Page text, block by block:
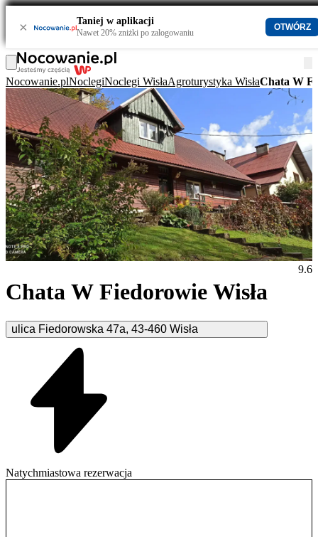
× Taniej w aplikacji
Nawet 20% zniżki po zalogowaniu
OTWÓRZ
Nocowanie.plNoclegiNoclegi WisłaAgroturystyka WisłaChata W
Chata W Fiedorowie Wisła
ulica Fiedorowska 47a, 43-460 Wisła
9.6
Natychmiastowa rezerwacja